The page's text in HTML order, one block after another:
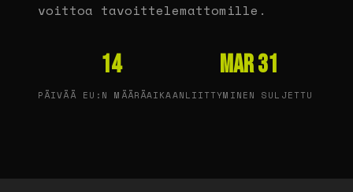
voittoa tavoittelemattomille.
14
PÄIVÄÄ EU:N MÄÄRÄAIKAAN
MAR 31
LIITTYMINEN SULJETTU